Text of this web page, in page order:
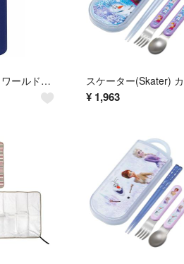
【人気商品】ワールドクリエイト VIV シリコーンボトル ナノ 180ml ネイ
¥ 1,963